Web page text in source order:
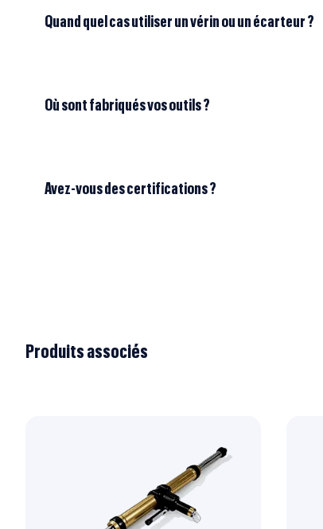
Quand quel cas utiliser un vérin ou un écarteur ?
Où sont fabriqués vos outils ?
Avez-vous des certifications ?
Produits associés